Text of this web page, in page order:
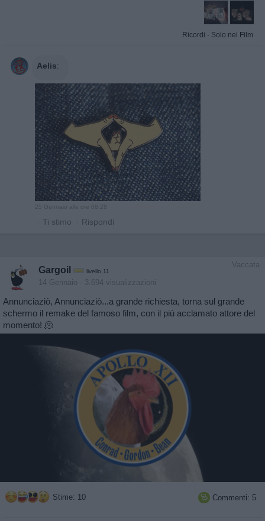
Ricordi · Solo nei Film
Aelis:
25 Gennaio alle ore 08:28
· Ti stimo · Rispondi
Vaccata
Gargoil livello 11
14 Gennaio - 3.694 visualizzazioni
Annunciaziò, Annunciaziò...a grande richiesta, torna sul grande
schermo il remake del famoso film, con il più acclamato attore del
momento! 🫠
Stime: 10  Commenti: 5